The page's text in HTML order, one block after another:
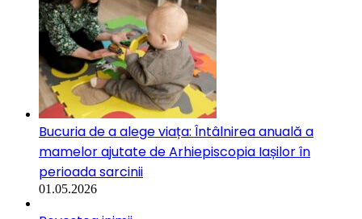
Bucuria de a alege viața: Întâlnirea anuală a
mamelor ajutate de Arhiepiscopia Iașilor în
perioada sarcinii
01.05.2026